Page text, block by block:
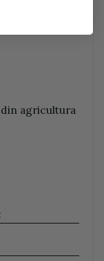
agricultura
: